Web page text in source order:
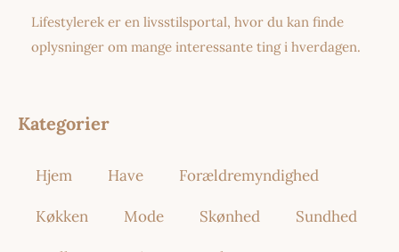
Lifestylerek er en livsstilsportal, hvor du kan finde
oplysninger om mange interessante ting i hverdagen.
Kategorier
Hjem Have Forældremyndighed
Køkken Mode Skønhed Sundhed